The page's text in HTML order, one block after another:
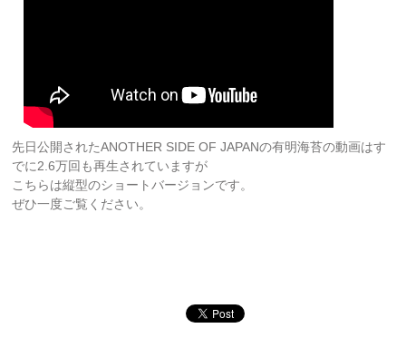
先日公開されたANOTHER SIDE OF JAPANの有明海苔の動画はす
でに2.6万回も再生されていますが
こちらは縦型のショートバージョンです。
ぜひ一度ご覧ください。